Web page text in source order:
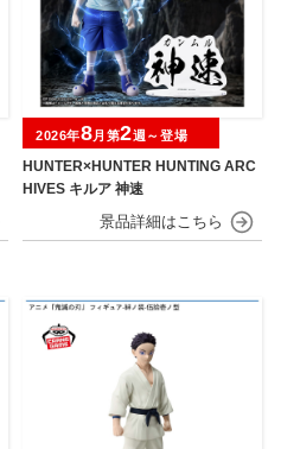
HUNTER×HUNTER HUNTING ARC
HIVES キルア 神速
2026年8月第2週～登場